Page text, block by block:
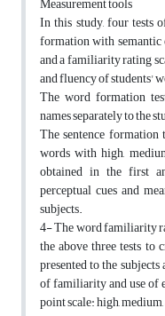
In this study, four tests
formation with semantic
and a familiarity rating
and fluency of students'
The word formation
names separately to the
The sentence
words with high,
obtained in the first
perceptual cues and
subjects.
4- The word familiarity
the above three tests
presented to the
of familiarity and use of
point scale: high,